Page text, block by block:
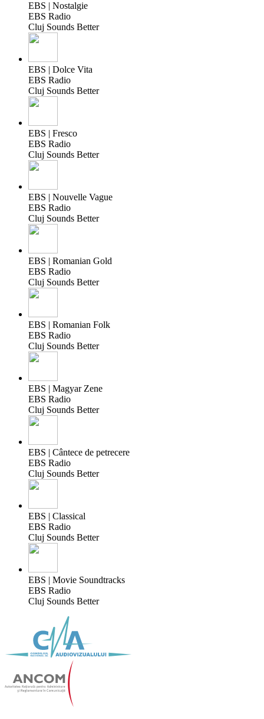
EBS | Nostalgie
EBS Radio
Cluj Sounds Better
EBS | Dolce Vita
EBS Radio
Cluj Sounds Better
EBS | Fresco
EBS Radio
Cluj Sounds Better
EBS | Nouvelle Vague
EBS Radio
Cluj Sounds Better
EBS | Romanian Gold
EBS Radio
Cluj Sounds Better
EBS | Romanian Folk
EBS Radio
Cluj Sounds Better
EBS | Magyar Zene
EBS Radio
Cluj Sounds Better
EBS | Cântece de petrecere
EBS Radio
Cluj Sounds Better
EBS | Classical
EBS Radio
Cluj Sounds Better
EBS | Movie Soundtracks
EBS Radio
Cluj Sounds Better